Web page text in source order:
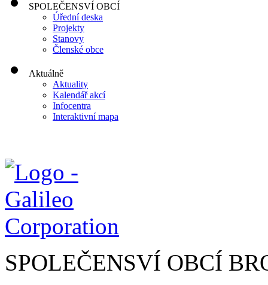
SPOLEČENSVÍ OBCÍ
Úřední deska
Projekty
Stanovy
Členské obce
Aktuálně
Aktuality
Kalendář akcí
Infocentra
Interaktivní mapa
SPOLEČENSVÍ OBCÍ